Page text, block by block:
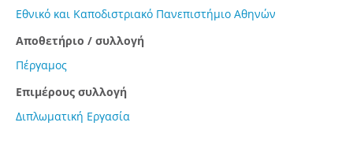
Εθνικό και Καποδιστριακό Πανεπιστήμιο Αθηνών
Αποθετήριο / συλλογή
Πέργαμος
Επιμέρους συλλογή
Διπλωματική Εργασία